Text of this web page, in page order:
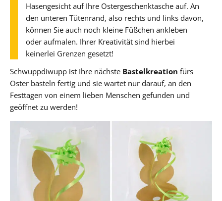
Hasengesicht auf Ihre Ostergeschenktasche auf. An
den unteren Tütenrand, also rechts und links davon,
können Sie auch noch kleine Füßchen ankleben
oder aufmalen. Ihrer Kreativität sind hierbei
keinerlei Grenzen gesetzt!
Schwuppdiwupp ist Ihre nächste Bastelkreation fürs
Oster basteln fertig und sie wartet nur darauf, an den
Festtagen von einem lieben Menschen gefunden und
geöffnet zu werden!